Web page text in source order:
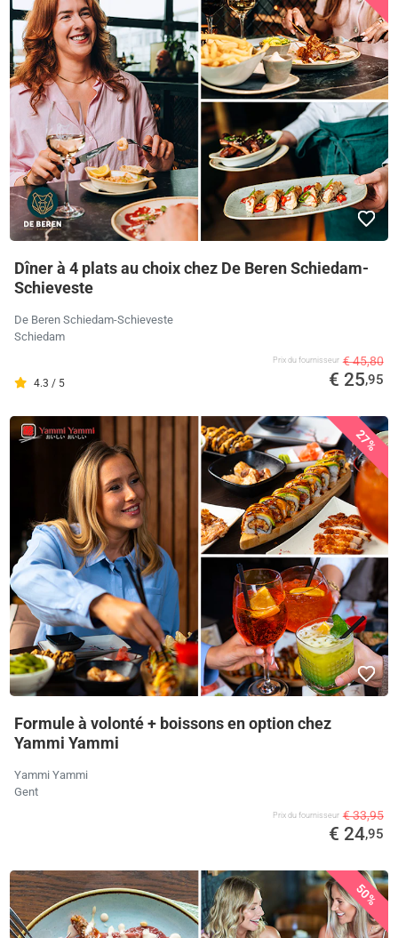
Dîner à 4 plats au choix chez De Beren Schiedam-
Schieveste
De Beren Schiedam-Schieveste
Schiedam
4.3 / 5
Prix ​​du fournisseur € 45,80
€ 25,95
27%
Formule à volonté + boissons en option chez
Yammi Yammi
Yammi Yammi
Gent
Prix ​​du fournisseur € 33,95
€ 24,95
50%